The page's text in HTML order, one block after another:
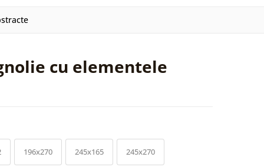
cu elementele
196x270 245x165 245x270